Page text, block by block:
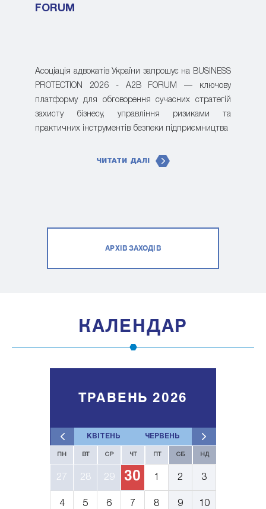
FORUM
Асоціація адвокатів України запрошує на BUSINESS
PROTECTION 2026 - A2B FORUM — ключову
платформу для обговорення сучасних стратегій
захисту бізнесу, управління ризиками та
практичних інструментів безпеки підприємництва
ЧИТАТИ ДАЛІ
АРХІВ ЗАХОДІВ
КАЛЕНДАР
КВІТЕНЬ ЧЕРВЕНЬ
ТРАВЕНЬ 2026
ПН ВТ СР ЧТ ПТ СБ НД
27 28 29 30 1 2 3
4 5 6 7 8 9 10